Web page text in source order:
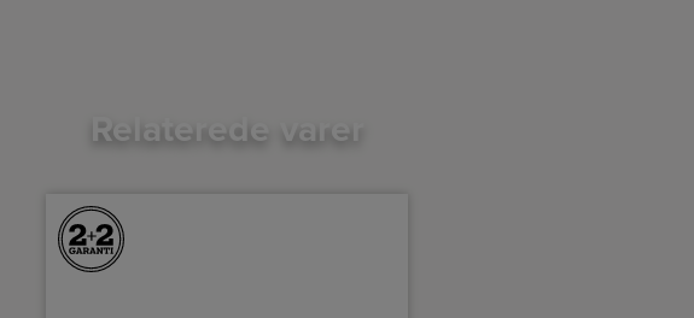
Relaterede varer